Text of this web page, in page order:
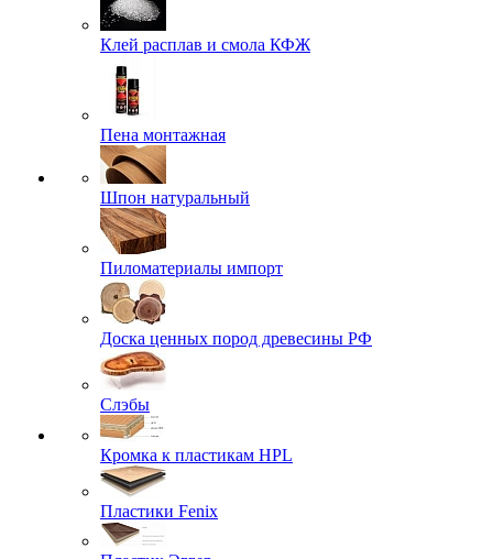
Клей расплав и смола КФЖ
Пена монтажная
Шпон натуральный
Пиломатериалы импорт
Доска ценных пород древесины РФ
Слэбы
Кромка к пластикам HPL
Пластики Fenix